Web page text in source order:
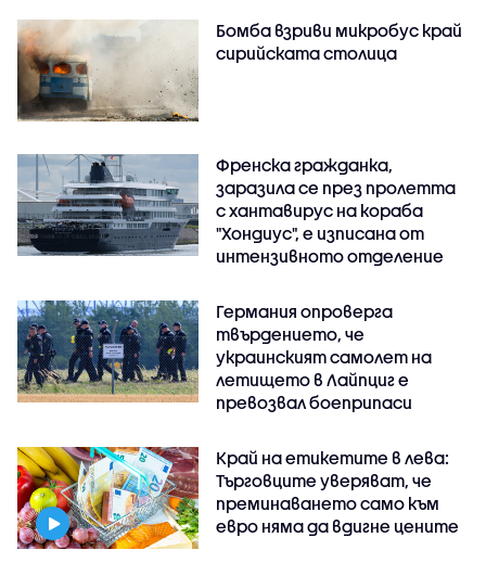
Бомба взриви микробус край
сирийската столица
Френска гражданка,
заразила се през пролетта
с хантавирус на кораба
"Хондиус", е изписана от
интензивното отделение
Германия опроверга
твърдението, че
украинският самолет на
летището в Лайпциг е
превозвал боеприпаси
Край на етикетите в лева:
Търговците уверяват, че
преминаването само към
евро няма да вдигне цените